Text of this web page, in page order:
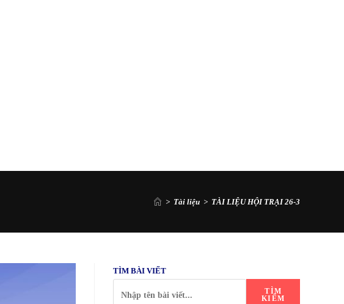
> Tài liệu > TÀI LIỆU HỘI TRẠI 26-3
TÌM BÀI VIẾT
TÌM
KIẾM